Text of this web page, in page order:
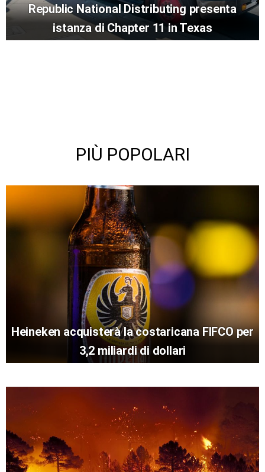
Republic National Distributing presenta
istanza di Chapter 11 in Texas
PIÙ POPOLARI
Heineken acquisterà la costaricana FIFCO per
3,2 miliardi di dollari